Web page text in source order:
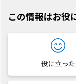
この情報はお役
役に立った